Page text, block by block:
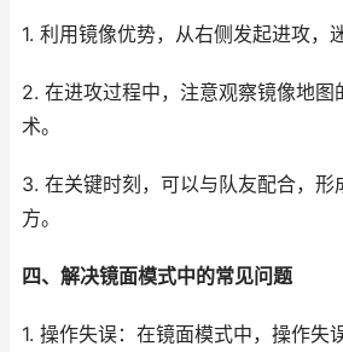
1. 利用镜像优势，从右侧发起进攻，
2. 在进攻过程中，注意观察镜像地图
术。
3. 在关键时刻，可以与队友配合，形
方。
四、解决镜面模式中的常见问题
1. 操作失误：在镜面模式中，操作失